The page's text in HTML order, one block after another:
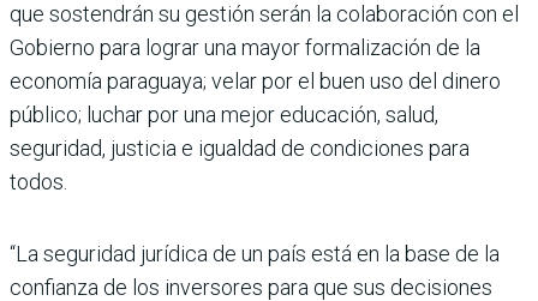
que sostendrán su gestión serán la colaboración con el
Gobierno para lograr una mayor formalización de la
economía paraguaya; velar por el buen uso del dinero
público; luchar por una mejor educación, salud,
seguridad, justicia e igualdad de condiciones para
todos.
“La seguridad jurídica de un país está en la base de la
confianza de los inversores para que sus decisiones